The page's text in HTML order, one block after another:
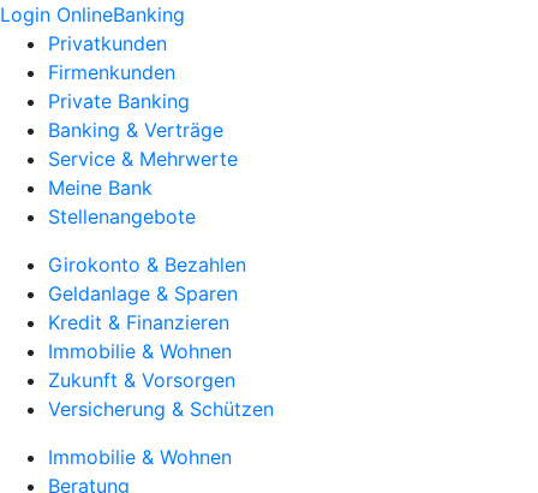
Login OnlineBanking
Privatkunden
Firmenkunden
Private Banking
Banking & Verträge
Service & Mehrwerte
Meine Bank
Stellenangebote
Girokonto & Bezahlen
Geldanlage & Sparen
Kredit & Finanzieren
Immobilie & Wohnen
Zukunft & Vorsorgen
Versicherung & Schützen
Immobilie & Wohnen
Beratung